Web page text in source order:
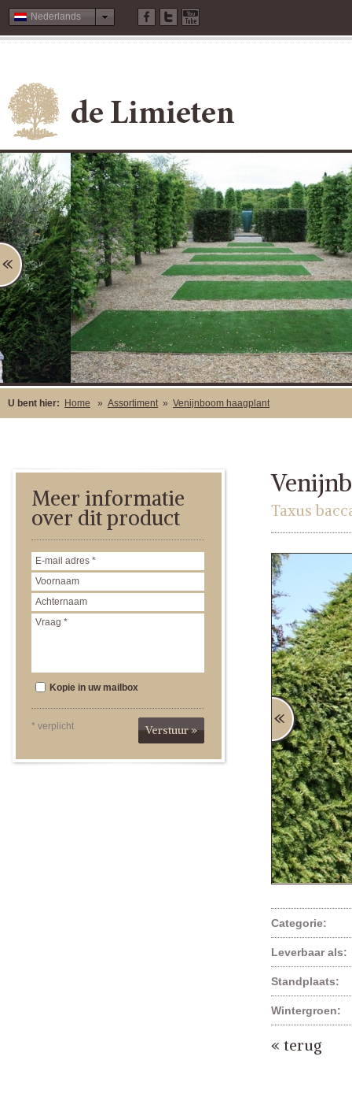
Nederlands
U bent hier: Home » Assortiment» Venijnboom haagplant
Meer informatie
over dit product
Kopie in uw mailbox
* verplicht Verstuur »
Taxus
Categorie:
Leverbaar als:
Standplaats:
Wintergroen:
« terug